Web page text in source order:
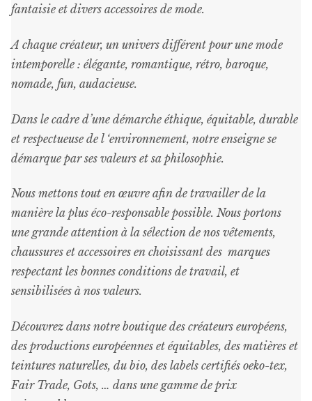
fantaisie et divers accessoires de mode.
A chaque créateur, un univers différent pour une mode
intemporelle : élégante, romantique, rétro, baroque,
nomade, fun, audacieuse.
Dans le cadre d’une démarche éthique, équitable, durable
et respectueuse de l ‘environnement, notre enseigne se
démarque par ses valeurs et sa philosophie.
Nous mettons tout en œuvre afin de travailler de la
manière la plus éco-responsable possible. Nous portons
une grande attention à la sélection de nos vêtements,
chaussures et accessoires en choisissant des marques
respectant les bonnes conditions de travail, et
sensibilisées à nos valeurs.
Découvrez dans notre boutique des créateurs européens,
des productions européennes et équitables, des matières et
teintures naturelles, du bio, des labels certifiés oeko-tex,
Fair Trade, Gots, … dans une gamme de prix